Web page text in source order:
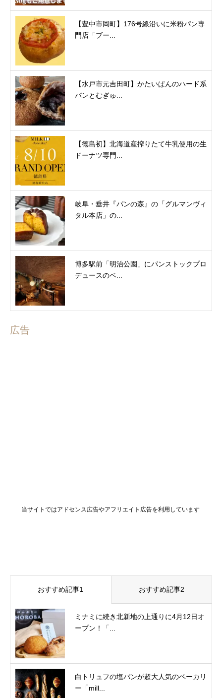
【豊中市岡町】176号線沿いに米粉パン専
門店「ブー...
【水戸市元吉田町】かたいぱんのハード系
パンとむぎゅ...
【徳島初】北海道産搾りたて牛乳使用の生
ドーナツ専門...
岐阜・垂井『パンの森』の「グルマンヴィ
タル本店」の...
博多駅前「明治公園」にパンストックプロ
デュースのベ...
広告
当サイトではアドセンス広告やアフリエイト広告を利用しています
おすすめ記事1 おすすめ記事2
ミナミに続き北新地の上通りに4月12日オ
ープン！「...
白トリュフの塩パンが超大人気のベーカリ
ー「mill...